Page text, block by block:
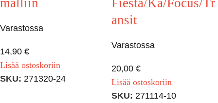
malliin
Varastossa
14,90 €
Lisää ostoskoriin
SKU: 271320-24
Fiesta/Ka/Focus/Tr
ansit
Varastossa
20,00 €
Lisää ostoskoriin
SKU: 271114-10